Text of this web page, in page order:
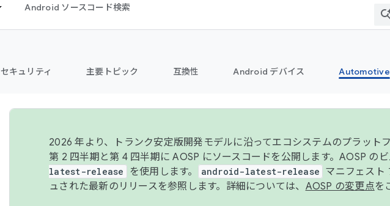
Android ソースコード検索
セキュリティ 主要トピック 互換性 Android デバイス Automotive
2026 年より、トランク安定版開発モデルに沿ってエコシステムのプラット
第 2 四半期と第 4 四半期に AOSP にソースコードを公開します。AOSP のビ
latest-release
を使用します。 android-latest-release マニフェスト
ュされた最新のリリースを参照します。詳細については、 AOSP の変更点を